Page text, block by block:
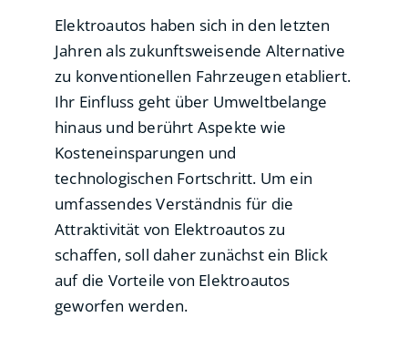
Elektroautos haben sich in den letzten
Jahren als zukunftsweisende Alternative
zu konventionellen Fahrzeugen etabliert.
Ihr Einfluss geht über Umweltbelange
hinaus und berührt Aspekte wie
Kosteneinsparungen und
technologischen Fortschritt. Um ein
umfassendes Verständnis für die
Attraktivität von Elektroautos zu
schaffen, soll daher zunächst ein Blick
auf die Vorteile von Elektroautos
geworfen werden.